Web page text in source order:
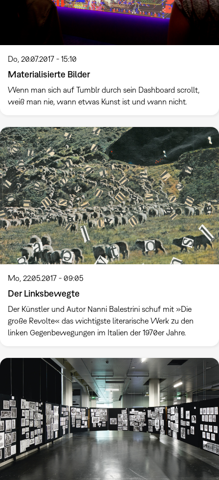
Do, 20.07.2017 - 15:10
Materialisierte Bilder
Wenn man sich auf Tumblr durch sein Dashboard scrollt,
weiß man nie, wann etwas Kunst ist und wann nicht.
Mo, 22.05.2017 - 09:05
Der Linksbewegte
Der Künstler und Autor Nanni Balestrini schuf mit »Die
große Revolte« das wichtigste literarische Werk zu den
linken Gegenbewegungen im Italien der 1970er Jahre.